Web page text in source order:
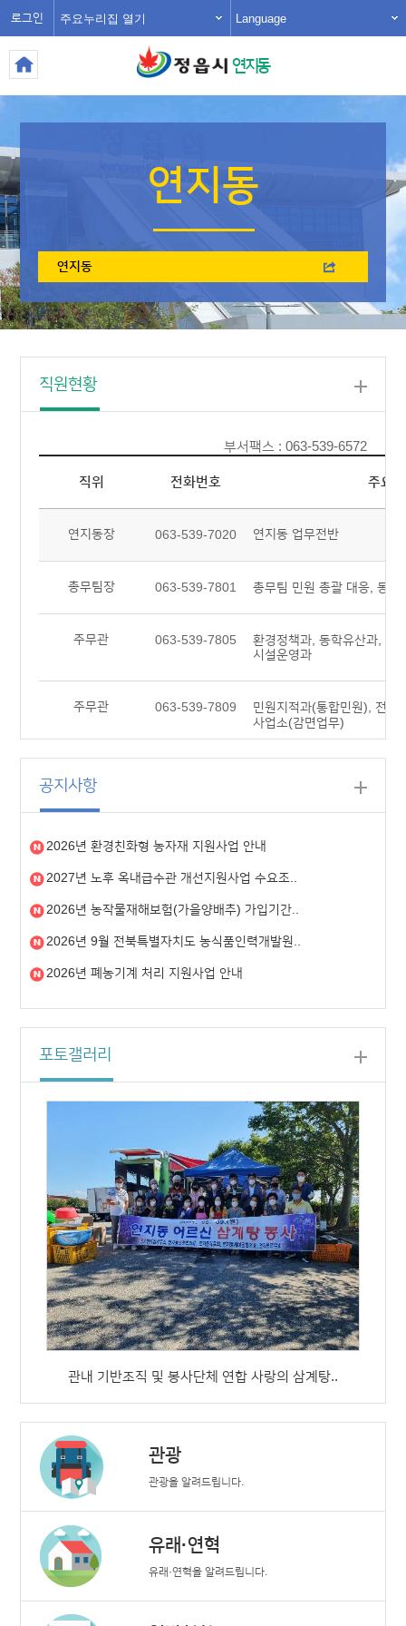
연지동
주요누리집 열기
로그인 Language
연지동
연지동
직원현황
부서팩스 : 063-539-6572
직위 전화번호 주요
연지동장 063-539-7020 연지동 업무전반
총무팀장 063-539-7801 총무팀 민원 총괄 대응, 동향
주무관 063-539-7805
환경정책과, 동학유산과, 미
시설운영과
주무관 063-539-7809
민원지적과(통합민원), 전입
사업소(감면업무)
주무관
관광과, 문화예술(문화누리
주무관 063-539-7806
재난안전과, 도시과, 농업기
주무관 063-539-7804
건축과, 교통과, 체육진흥과
주무관 063-539-7802
주무관
맞춤형복지팀장 063-539-7811
복지팀 민원 총괄대응, 경로
책), 희망복지 및 사례관리
063-539-7814
사회복지과(생활보장팀, 통
급복지, 자원봉사), 희망복
주무관 063-539-7813
여성가족과, 희망복지팀(긴
례관리 제외), 희망복지 및
주무관 063-539-7812
노인장애인과(경로당제외),
지(통합사례관리), 복지차량
사업, 희망복지 및 사례관리
주무관 063-539-7802 육아휴직
공지사항
2026년 환경친화형 농자재 지원사업 안내
2027년 노후 옥내급수관 개선지원사업 수요조..
2026년 농작물재해보험(가을양배추) 가입기간..
2026년 9월 전북특별자치도 농식품인력개발원..
2026년 폐농기계 처리 지원사업 안내
포토갤러리
관내 기반조직 및 봉사단체 연합 사랑의 삼계탕..
관광
관광을 알려드립니다.
유래·연혁
유래·연혁을 알려드립니다.